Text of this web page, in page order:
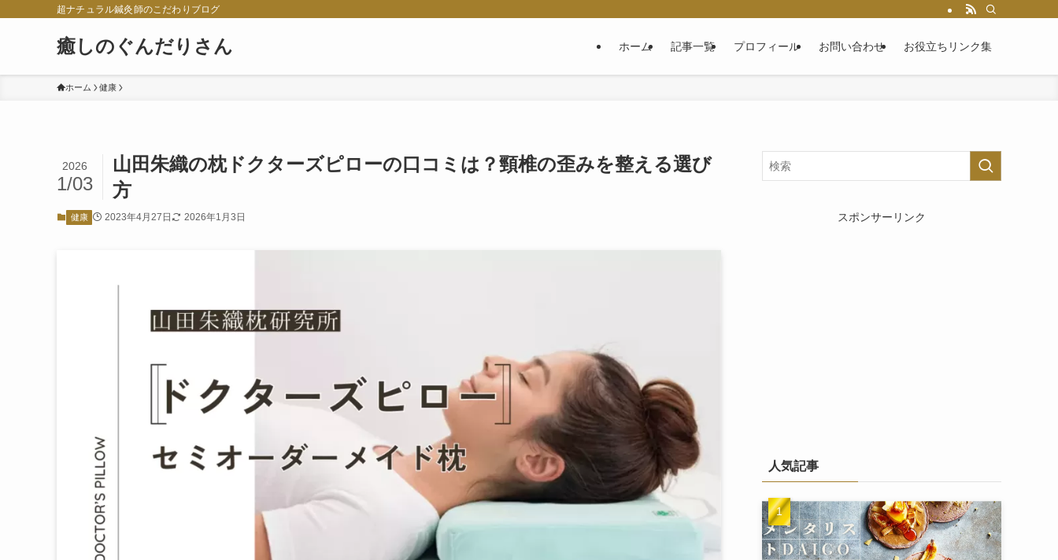
超ナチュラル鍼灸師のこだわりブログ
癒しのぐんだりさん ホーム 記事一覧 プロフィール お問い合わせ お役立ちリンク集
ホーム 健康
山田朱織の枕ドクターズピローの口コミは？頸椎の歪みを整える選び
方
2026
1/03
健康 2023年4月27日 2026年1月3日 スポンサーリンク
人気記事